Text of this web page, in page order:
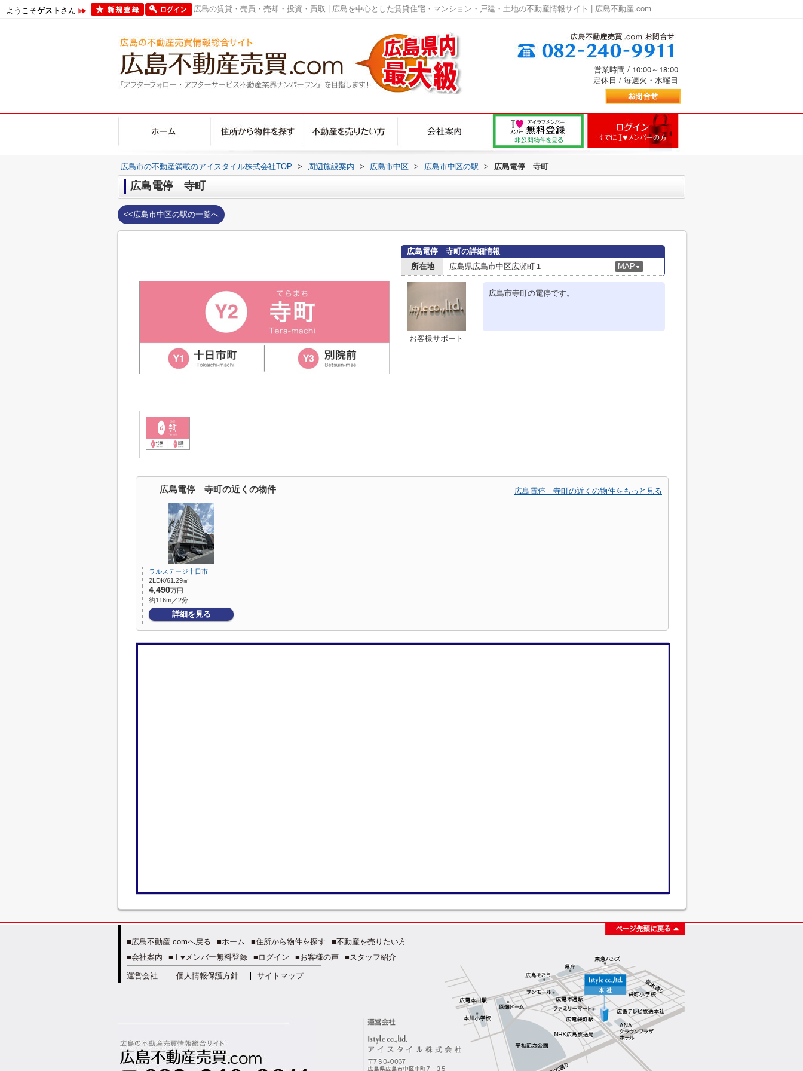
ようこそゲストさん 広島の賃貸・売買・売却・投資・買取 | 広島を中心とした賃貸住宅・マンション・戸建・土地の不動産情報サイト | 広島不動産.com
営業時間 / 10:00～18:00
定休日 / 毎週火・水曜日
広島市の不動産満載のアイスタイル株式会社TOP > 周辺施設案内 > 広島市中区 > 広島市中区の駅 > 広島電停 寺町
広島電停 寺町
<<広島市中区の駅の一覧へ
広島電停 寺町の詳細情報
所在地
広島県広島市中区広瀬町１ MAP ▼
お客様サポート
広島市寺町の電停です。
広島電停 寺町の近くの物件 広島電停 寺町の近くの物件をもっと見る
ラルステージ十日市
2LDK/61.29㎡
4,490万円
約116m／2分
詳細を見る
■広島不動産.comへ戻る ■ホーム ■住所から物件を探す
■不動産を売りたい方
■会社案内
■ I ♥メンバー無料登録 ■ログイン ■お客様の声 ■スタッフ紹介
運営会社 個人情報保護方針 サイトマップ